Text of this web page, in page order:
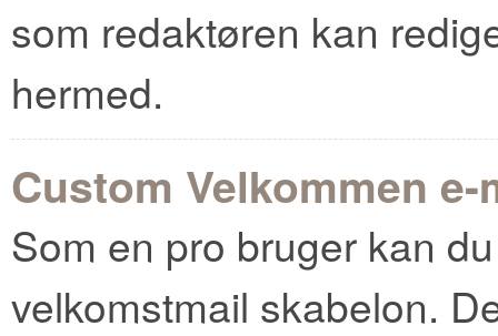
som redaktøren kan
hermed.
Custom Velkommen e-
Som en pro bruger kan
velkomstmail skabelon.